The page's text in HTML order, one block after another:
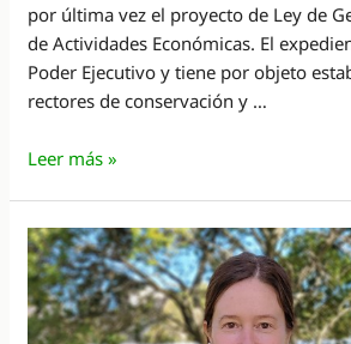
por última vez el proyecto de Ley de
de Actividades Económicas. El
Poder Ejecutivo y tiene por objeto
rectores de conservación y …
Diputados
proyecto
de
Ley
de
Leer más »